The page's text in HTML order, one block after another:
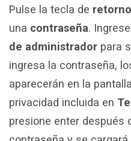
Pulse la tecla de retorno
una contraseña.
de administrador para
ingresa la contraseña,
aparecerán en la
privacidad incluida en
presione enter después